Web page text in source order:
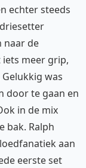
echter steeds
naar de
meer grip,
was
door te gaan en
in de mix
bak. Ralph
aan
eerste set